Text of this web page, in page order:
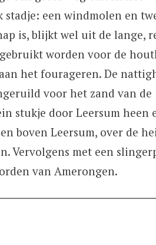
een windmolen en
is, blijkt wel uit de lange,
worden voor de
het fourageren. De
voor het zand van de
stukje door Leersum heen
boven Leersum, over de
Vervolgens met een
van Amerongen.